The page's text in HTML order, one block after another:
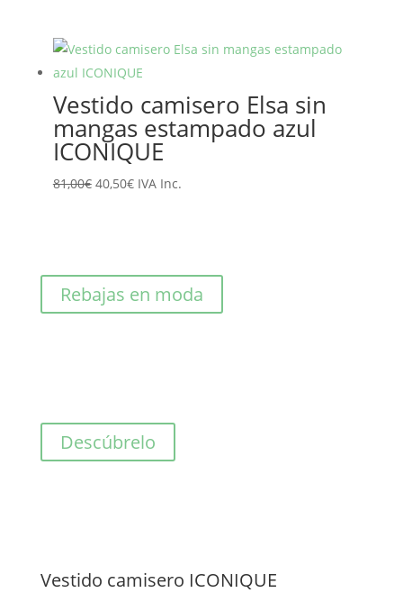
era:
125,00€.
es:
62,50€.
Vestido camisero Elsa sin
mangas estampado azul
ICONIQUE
81,00€ El
81,00€.
40,50€El
40,50€.
IVA Inc.
Rebajas en moda
Descúbrelo
Vestido camisero ICONIQUE